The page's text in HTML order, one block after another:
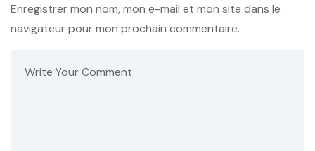
Enregistrer mon nom, mon e-mail et mon site dans le
navigateur pour mon prochain commentaire.